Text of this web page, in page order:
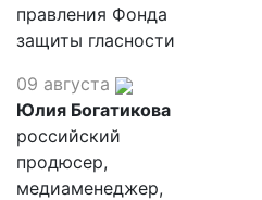
правления Фонда
защиты гласности
09 августа
Юлия Богатикова
российский
продюсер,
медиаменеджер,